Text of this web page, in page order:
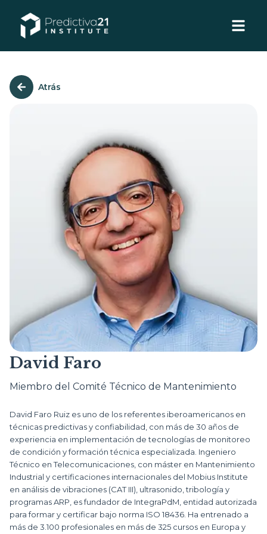
Atrás
David Faro
Miembro del Comité Técnico de Mantenimiento
David Faro Ruiz es uno de los referentes iberoamericanos en
técnicas predictivas y confiabilidad, con más de 30 años de
experiencia en implementación de tecnologías de monitoreo
de condición y formación técnica especializada. Ingeniero
Técnico en Telecomunicaciones, con máster en Mantenimiento
Industrial y certificaciones internacionales del Mobius Institute
en análisis de vibraciones (CAT III), ultrasonido, tribología y
programas ARP, es fundador de IntegraPdM, entidad autorizada
para formar y certificar bajo norma ISO 18436. Ha entrenado a
más de 3.100 profesionales en más de 325 cursos en Europa y